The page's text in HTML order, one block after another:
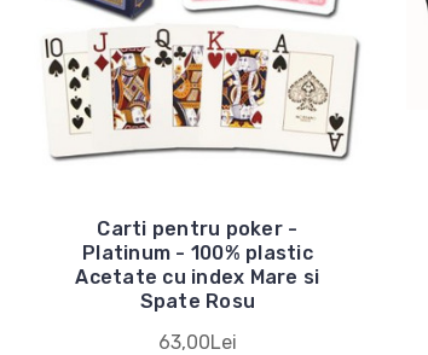
Carti pentru poker -
Platinum - 100% plastic
Acetate cu index Mare si
Spate Rosu
63,00Lei